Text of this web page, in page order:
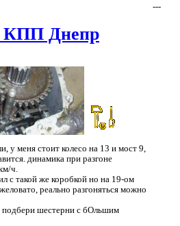
КПП Днепр
у меня стоит колесо на 13 и мост 9,
динамика при разгоне
ч.
с такой же коробкой но на 19-ом
реально разгоняться можно
подбери шестерни с бОльшим
---